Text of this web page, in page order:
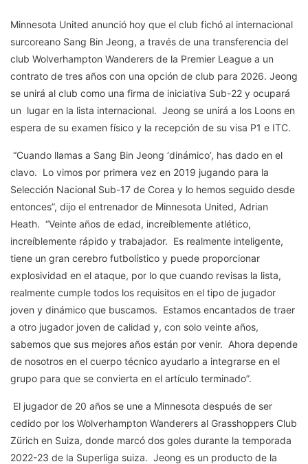
Minnesota United anunció hoy que el club fichó al internacional
surcoreano Sang Bin Jeong, a través de una transferencia del
club Wolverhampton Wanderers de la Premier League a un
contrato de tres años con una opción de club para 2026. Jeong
se unirá al club como una firma de iniciativa Sub-22 y ocupará
un lugar en la lista internacional. Jeong se unirá a los Loons en
espera de su examen físico y la recepción de su visa P1 e ITC.
“Cuando llamas a Sang Bin Jeong ‘dinámico’, has dado en el
clavo. Lo vimos por primera vez en 2019 jugando para la
Selección Nacional Sub-17 de Corea y lo hemos seguido desde
entonces”, dijo el entrenador de Minnesota United, Adrian
Heath. “Veinte años de edad, increíblemente atlético,
increíblemente rápido y trabajador. Es realmente inteligente,
tiene un gran cerebro futbolístico y puede proporcionar
explosividad en el ataque, por lo que cuando revisas la lista,
realmente cumple todos los requisitos en el tipo de jugador
joven y dinámico que buscamos. Estamos encantados de traer
a otro jugador joven de calidad y, con solo veinte años,
sabemos que sus mejores años están por venir. Ahora depende
de nosotros en el cuerpo técnico ayudarlo a integrarse en el
grupo para que se convierta en el artículo terminado”.
El jugador de 20 años se une a Minnesota después de ser
cedido por los Wolverhampton Wanderers al Grasshoppers Club
Zürich en Suiza, donde marcó dos goles durante la temporada
2022-23 de la Superliga suiza. Jeong es un producto de la